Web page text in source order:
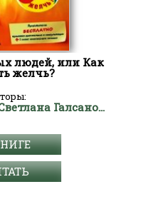
людей, или Как
желчь?
Чойжинимаева Светлана Галсановна